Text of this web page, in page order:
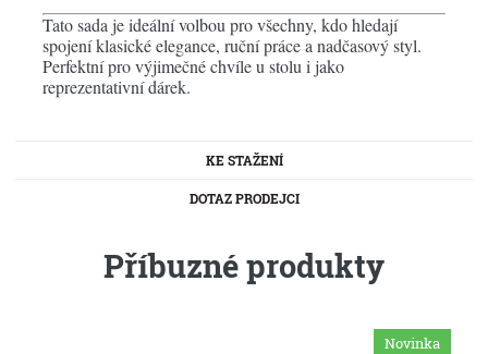
Tato sada je ideální volbou pro všechny, kdo hledají
spojení klasické elegance, ruční práce a nadčasový styl.
Perfektní pro výjimečné chvíle u stolu i jako
reprezentativní dárek.
KE STAŽENÍ
DOTAZ PRODEJCI
Příbuzné produkty
Novinka